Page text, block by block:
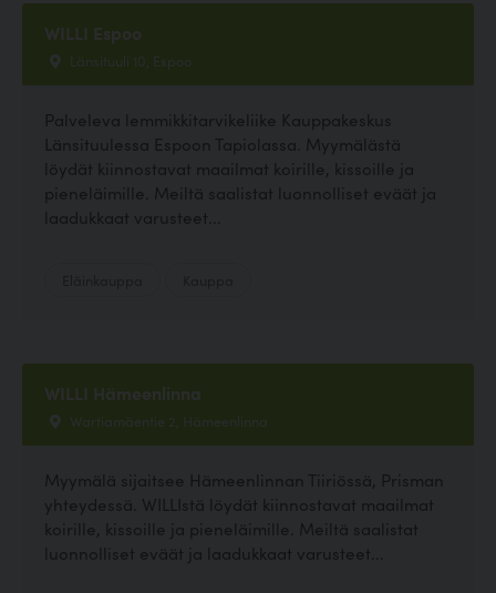
WILLI Espoo
Länsituuli 10, Espoo
Palveleva lemmikkitarvikeliike Kauppakeskus
Länsituulessa Espoon Tapiolassa. Myymälästä
löydät kiinnostavat maailmat koirille, kissoille ja
pieneläimille. Meiltä saalistat luonnolliset eväät ja
laadukkaat varusteet...
WILLI Hämeenlinna
Wartiamäentie 2, Hämeenlinna
Myymälä sijaitsee Hämeenlinnan Tiiriössä, Prisman
yhteydessä. WILLIstä löydät kiinnostavat maailmat
koirille, kissoille ja pieneläimille. Meiltä saalistat
luonnolliset eväät ja laadukkaat varusteet...